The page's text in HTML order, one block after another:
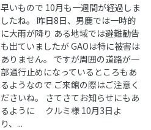
早いもので 10月も一週間が経過しま
したね。 昨日8日、男鹿では一時的
に大雨が降り ある地域では避難勧告
も出ていましたが GAOは特に被害は
ありません。 ですが周囲の道路が一
部通行止めになっているところもあ
るようなので ご来館の際はご注意く
ださいね。 さてさてお知らせにもあ
るように クルミ様 10月3日よ
り、...